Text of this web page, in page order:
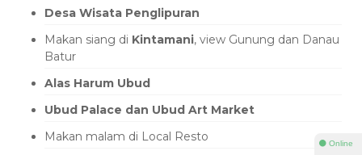
Desa Wisata Penglipuran
Makan siang di Kintamani, view Gunung dan Danau
Batur
Alas Harum Ubud
Ubud Palace dan Ubud Art Market
Makan malam di Local Resto
⚫ Online